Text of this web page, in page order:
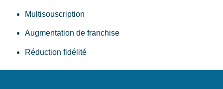
Multisouscription
Augmentation de franchise
Réduction fidélité